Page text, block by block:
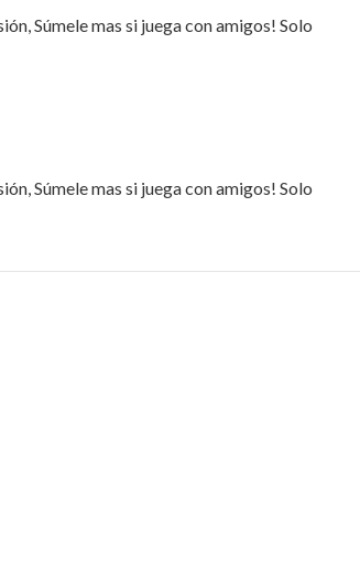
Súmele mas si juega con amigos! Solo
Súmele mas si juega con amigos! Solo